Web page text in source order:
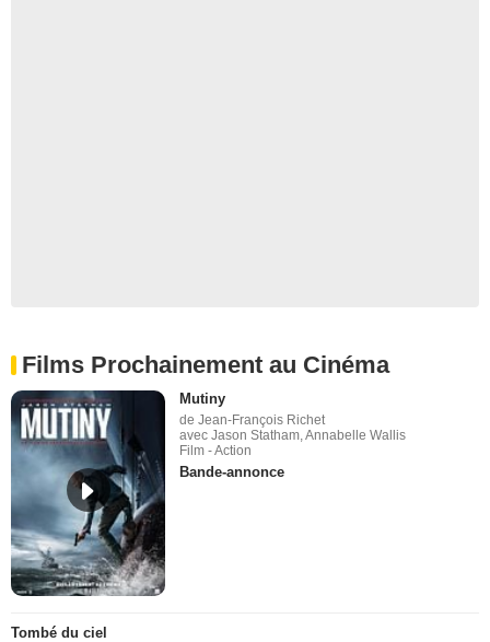
Films Prochainement au Cinéma
Mutiny
de Jean-François Richet
avec Jason Statham, Annabelle Wallis
Film - Action
Bande-annonce
Tombé du ciel